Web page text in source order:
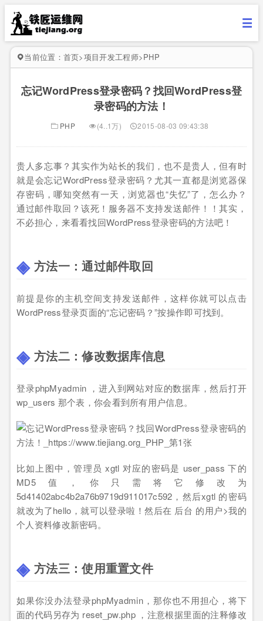
当前位置： 首页>项目开发工程师>PHP
忘记WordPress登录密码？找回WordPress登
录密码的方法！
PHP (4..1万) 2015-08-03 09:43:38
贵人多忘事？其实作为站长的我们，也不是贵人，但有时
就是会忘记WordPress登录密码？尤其一直都是浏览器保
存密码，哪知突然有一天，浏览器也“失忆”了，怎么办？
通过邮件取回？该死！服务器不支持发送邮件！！其实，
不必担心，来看看找回WordPress登录密码的方法吧！
方法一：通过邮件取回
前提是你的主机空间支持发送邮件，这样你就可以点击
WordPress登录页面的“忘记密码？”按操作即可找到。
方法二：修改数据库信息
登录phpMyadmin ，进入到网站对应的数据库，然后打开
wp_users 那个表，你会看到所有用户信息。
比如上图中，管理员 xgtl 对应的密码是 user_pass 下的
MD5值，你只需将它修改为
5d41402abc4b2a76b9719d911017c592，然后xgtl 的密码
就改为了hello，就可以登录啦！然后在 后台 的用户>我的
个人资料修改新密码。
方法三：使用重置文件
如果你没办法登录phpMyadmin，那你也不用担心，将下
面的代码另存为 reset_pw.php ，注意根据里面的注释修改